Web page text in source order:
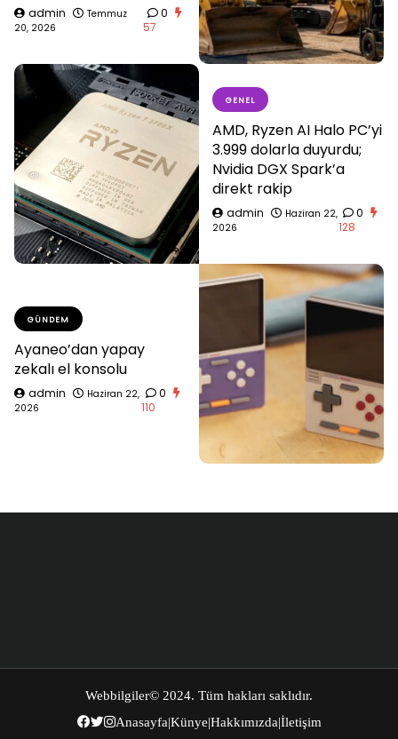
admin
Temmuz
20, 2026
0
57
GENEL
AMD, Ryzen AI Halo PC’yi
3.999 dolarla duyurdu;
Nvidia DGX Spark’a
direkt rakip
admin
Haziran 22,
2026
0
128
GÜNDEM
Ayaneo’dan yapay
zekalı el konsolu
admin
Haziran 22,
2026
0
110
Webbilgiler© 2024. Tüm hakları saklıdır.
Anasayfa|Künye|Hakkımızda|İletişim